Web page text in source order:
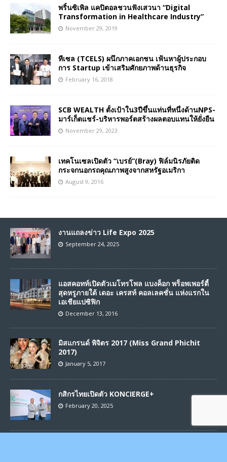
พริ้นซิเพิล แคปิตอลชวนฟังเสวนา “Digital
Transformation in Healthcare Industry”
November 29, 2019
ทีเซล (TCELS) ผนึกภาคเอกชน เฟ้นหาผู้ประกอบ
การ Startup เข้าเสริมศักยภาพด้านธุรกิจ
February 16, 2018
SCB WEALTH ตั้งเป้าใน3ปีขึ้นแท่นที่หนึ่งด้านNPS-
มาร์เก็ตแชร์-บริหารพอร์ตสร้างผลตอบแทนให้ยั่งยืน
November 29, 2023
เทคโนเซลเปิดตัว “เบรย์”(Bray) ฟิล์มนิรภัยติด
กระจกนอกรถคุณภาพสูงจากสหรัฐอเมริกา
August 9, 2016
งานแถลงข่าว Life Expo 2025
September 24, 2025
แอสคอทท์เปิดตัวเมโทรโพล แบงค็อก พร็อพเพอร์ตี้
สุดหรูภายใต้ เดอะ เครสท์ คอลเลคชั่น แห่งแรกใน
เอเชียแปซิฟิก
December 13, 2016
มิสแกรนด์ พิจิตร 2017 (Miss Grand Phichit
2017)
January 5, 2017
กสิกรไทยเปิดตัว KONCIERGE+
February 20, 2025